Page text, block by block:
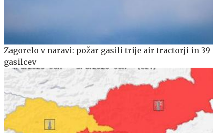
Zagorelo v naravi: požar gasili trije air tractorji in 39
gasilcev